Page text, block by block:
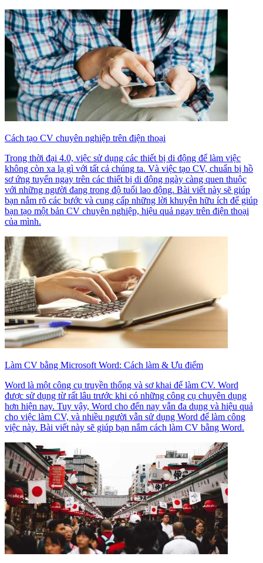
Cách tạo CV chuyên nghiệp trên điện thoại
Trong thời đại 4.0, việc sử dụng các thiết bị di động để làm việc
không còn xa lạ gì với tất cả chúng ta. Và việc tạo CV, chuẩn bị hồ
sơ ứng tuyển ngay trên các thiết bị di động ngày càng quen thuộc
với những người đang trong độ tuổi lao động. Bài viết này sẽ giúp
bạn nắm rõ các bước và cung cấp những lời khuyên hữu ích để giúp
bạn tạo một bản CV chuyên nghiệp, hiệu quả ngay trên điện thoại
của mình.
Làm CV bằng Microsoft Word: Cách làm & Ưu điểm
Word là một công cụ truyền thống và sơ khai để làm CV. Word
được sử dụng từ rất lâu trước khi có những công cụ chuyên dụng
hơn hiện nay. Tuy vậy, Word cho đến nay vẫn đa dụng và hiệu quả
cho việc làm CV, và nhiều người vẫn sử dụng Word để làm công
việc này. Bài viết này sẽ giúp bạn nắm cách làm CV bằng Word.